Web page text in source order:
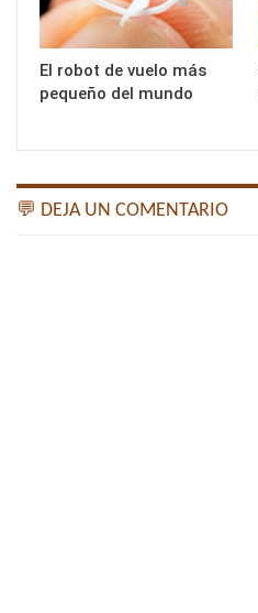
El robot de vuelo más
pequeño del mundo
💬 DEJA UN COMENTARIO